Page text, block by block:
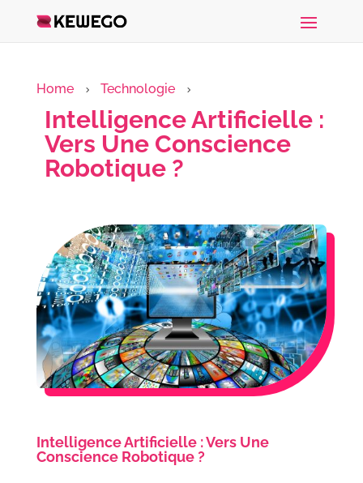
Home 5 Technologie 5
Intelligence Artificielle :
Vers Une Conscience
Robotique ?
Intelligence Artificielle : Vers Une
Conscience Robotique ?